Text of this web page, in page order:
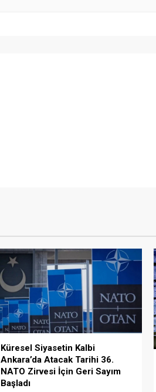
Küresel Siyasetin Kalbi
Ankara’da Atacak Tarihi 36.
NATO Zirvesi İçin Geri Sayım
Başladı